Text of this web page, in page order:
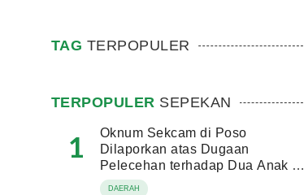
TAG TERPOPULER
TERPOPULER SEPEKAN
1
Oknum Sekcam di Poso
Dilaporkan atas Dugaan
Pelecehan terhadap Dua Anak di
Bawah Umur
DAERAH